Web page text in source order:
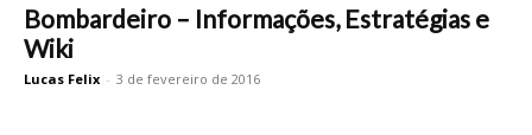
Bombardeiro – Informações, Estratégias e
Wiki
Lucas Felix - 3 de fevereiro de 2016